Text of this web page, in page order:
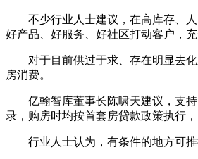
不少行业人士建议，在高库存、人
好产品、好服务、好社区打动客户，
对于目前供过于求、存在明显去化
房消费。
亿翰智库董事长陈啸天建议，支持
录，购房时均按首套房贷款政策执行，
行业人士认为，有条件的地方可推